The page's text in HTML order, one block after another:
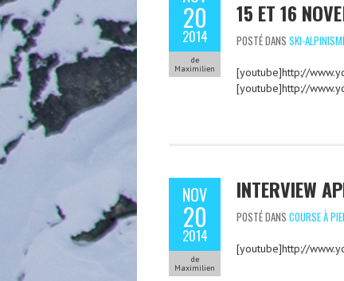
20
2014
de
Maximilien
15 ET 16
POSTÉ DANS SKI-
[youtube]http://
[youtube]http://
NOV
20
2014
de
Maximilien
INTERVIEW
POSTÉ DANS COURSE À
[youtube]http://